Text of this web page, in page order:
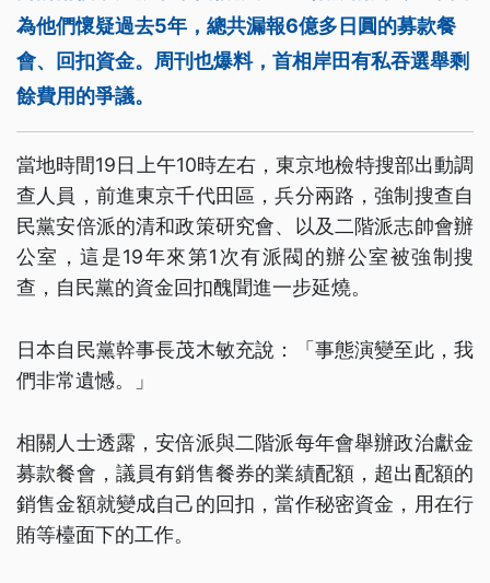
為他們懷疑過去5年，總共漏報6億多日圓的募款餐
會、回扣資金。周刊也爆料，首相岸田有私吞選舉剩
餘費用的爭議。
當地時間19日上午10時左右，東京地檢特搜部出動調
查人員，前進東京千代田區，兵分兩路，強制搜查自
民黨安倍派的清和政策研究會、以及二階派志帥會辦
公室，這是19年來第1次有派閥的辦公室被強制搜
查，自民黨的資金回扣醜聞進一步延燒。
日本自民黨幹事長茂木敏充說：「事態演變至此，我
們非常遺憾。」
相關人士透露，安倍派與二階派每年會舉辦政治獻金
募款餐會，議員有銷售餐券的業績配額，超出配額的
銷售金額就變成自己的回扣，當作秘密資金，用在行
賄等檯面下的工作。